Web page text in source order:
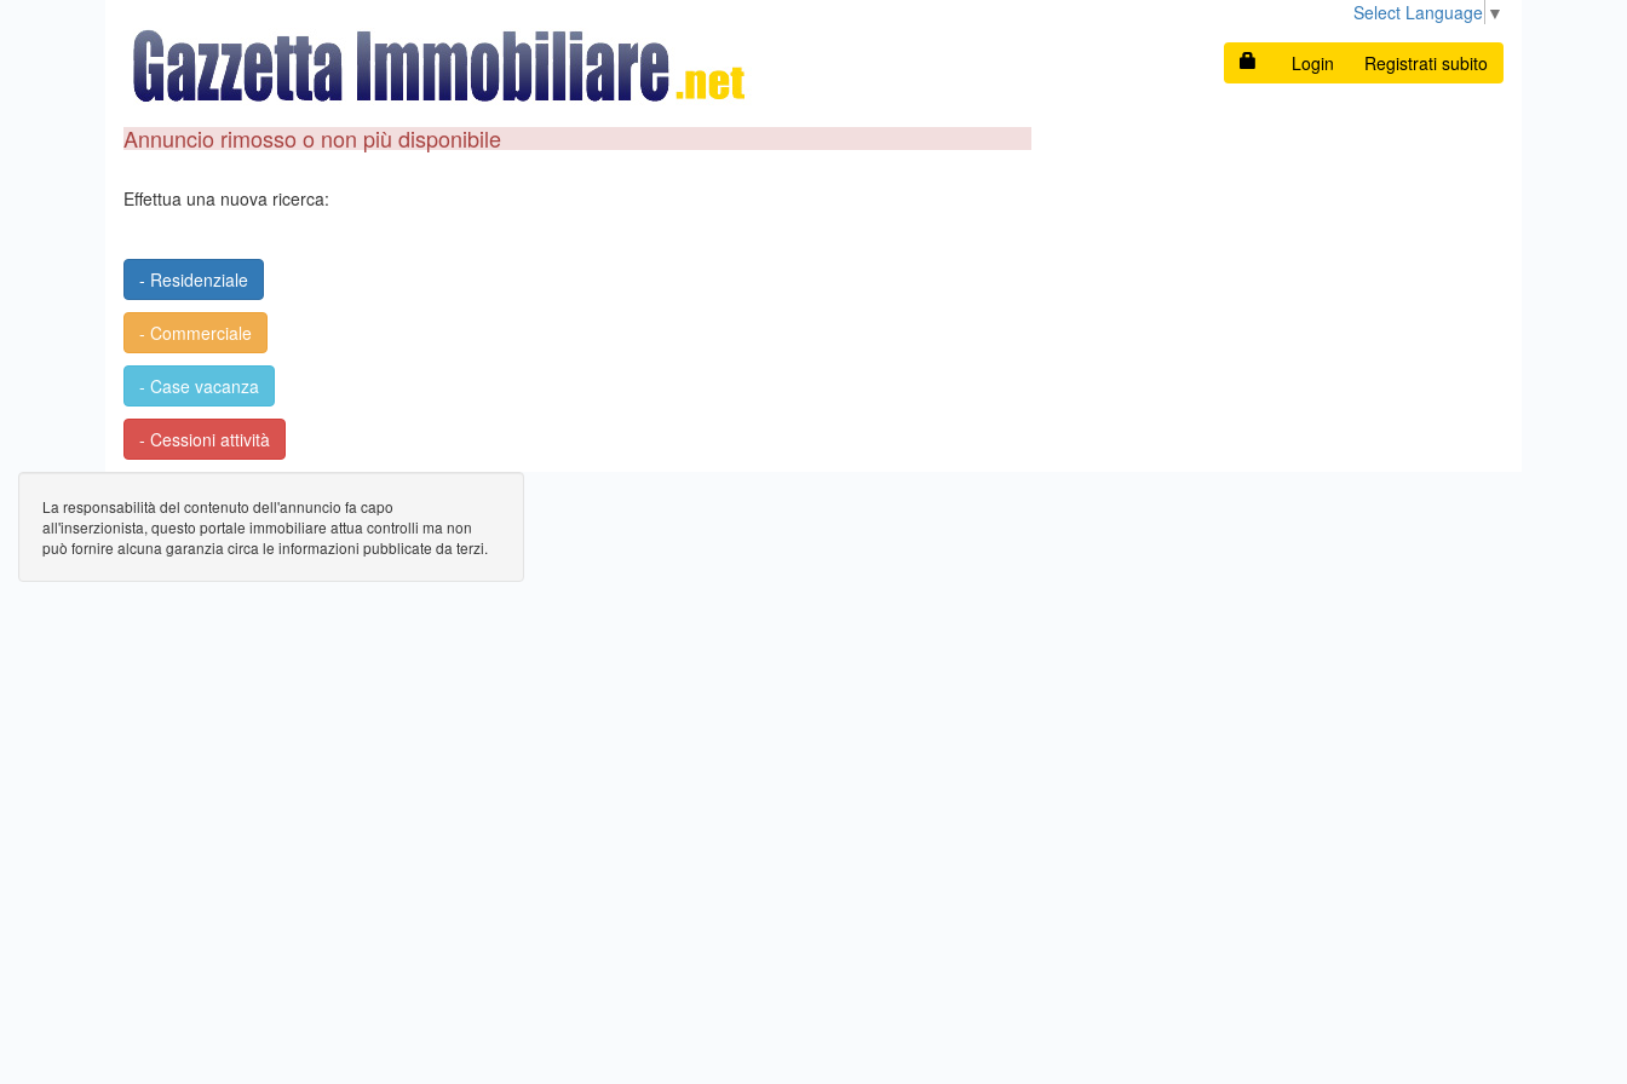
Select Language ▼
Login Registrati subito
Annuncio rimosso o non più disponibile
Effettua una nuova ricerca:
- Residenziale
- Commerciale
- Case vacanza
- Cessioni attività
La responsabilità del contenuto dell'annuncio fa capo
all'inserzionista, questo portale immobiliare attua controlli ma non
può fornire alcuna garanzia circa le informazioni pubblicate da terzi.